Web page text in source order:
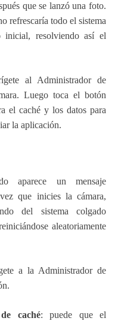
que se lanzó una foto.
refrescaría todo el sistema
inicial, resolviendo así el
al Administrador de
Luego toca el botón
el caché y los datos para
la aplicación.
aparece un mensaje
que inicies la cámara,
del sistema colgado
aleatoriamente
a la Administrador de
caché: puede que el